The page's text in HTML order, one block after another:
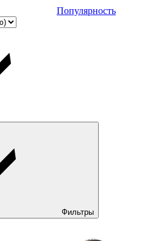
Популярность
Фильтры